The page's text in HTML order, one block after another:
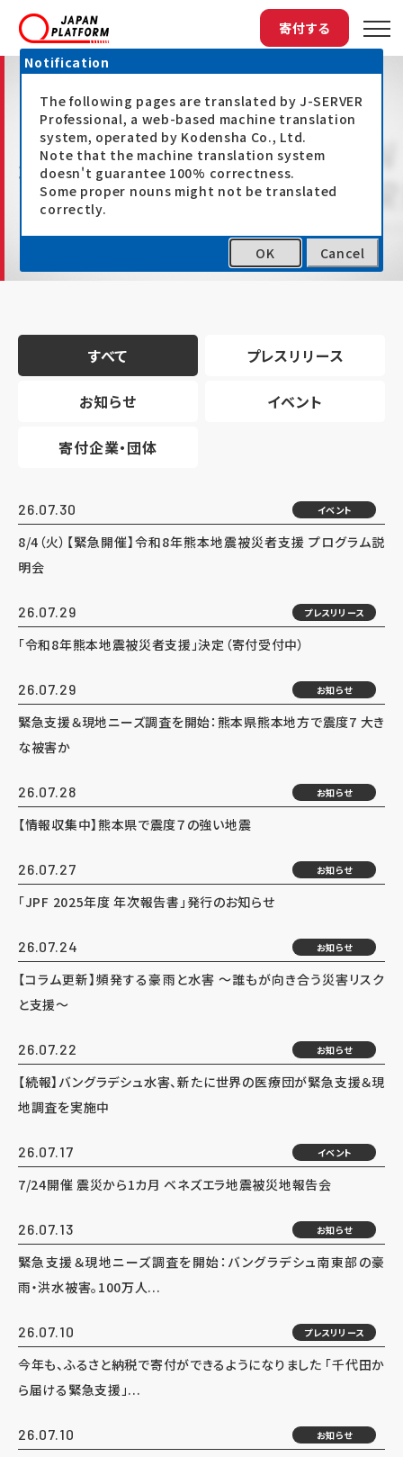
寄付する
最新情報
すべて プレスリリース
お知らせ イベント
寄付企業・団体
26.07.30 イベント
8/4（火）【緊急開催】令和8年熊本地震被災者支援 プログラム説
明会
26.07.29 プレスリリース
「令和8年熊本地震被災者支援」決定（寄付受付中）
26.07.29 お知らせ
緊急支援＆現地ニーズ調査を開始：熊本県熊本地方で震度7 大き
な被害か
26.07.28 お知らせ
【情報収集中】熊本県で震度７の強い地震
26.07.27 お知らせ
「JPF 2025年度 年次報告書」発行のお知らせ
26.07.24 お知らせ
【コラム更新】頻発する豪雨と水害 ～誰もが向き合う災害リスク
と支援～
26.07.22 お知らせ
【続報】バングラデシュ水害、新たに世界の医療団が緊急支援＆現
地調査を実施中
26.07.17 イベント
7/24開催 震災から1カ月 ベネズエラ地震被災地報告会
26.07.13 お知らせ
緊急支援＆現地ニーズ調査を開始：バングラデシュ南東部の豪
雨・洪水被害。100万人...
26.07.10 プレスリリース
今年も、ふるさと納税で寄付ができるようになりました 「千代田か
ら届ける緊急支援」...
26.07.10 お知らせ
Notification
The following pages are translated by J-SERVER
Professional, a web-based machine translation
system, operated by Kodensha Co., Ltd.
Note that the machine translation system
doesn't guarantee 100% correctness.
Some proper nouns might not be translated
correctly.
OK Cancel